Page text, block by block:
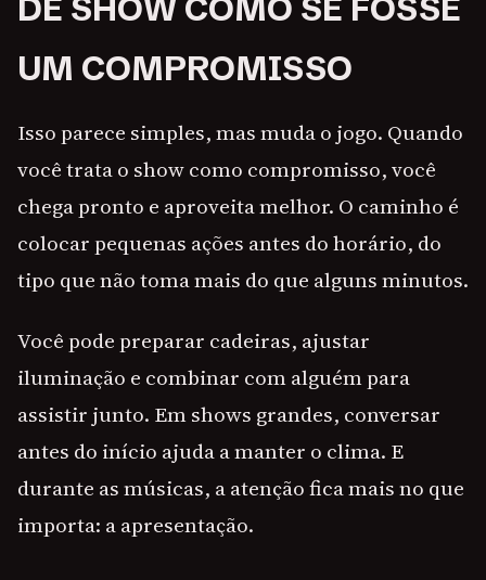
DE SHOW COMO SE FOSSE
UM COMPROMISSO
Isso parece simples, mas muda o jogo. Quando
você trata o show como compromisso, você
chega pronto e aproveita melhor. O caminho é
colocar pequenas ações antes do horário, do
tipo que não toma mais do que alguns minutos.
Você pode preparar cadeiras, ajustar
iluminação e combinar com alguém para
assistir junto. Em shows grandes, conversar
antes do início ajuda a manter o clima. E
durante as músicas, a atenção fica mais no que
importa: a apresentação.